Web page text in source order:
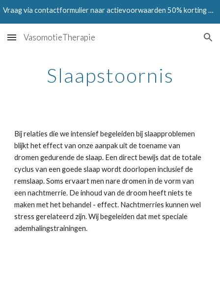
Vraag via contactformulier naar actievoorwaarden 50% korting op Testen in juni en juli 2024
VasomotieTherapie
Slaapstoornis
Bij relaties die we intensief begeleiden bij slaapproblemen
blijkt het effect van onze aanpak uit de toename van
dromen gedurende de slaap. Een direct bewijs dat de totale
cyclus van een goede slaap wordt doorlopen inclusief de
remslaap. Soms ervaart men nare dromen in de vorm van
een nachtmerrie. De inhoud van de droom heeft niets te
maken met het behandel - effect. Nachtmerries kunnen wel
stress gerelateerd zijn. Wij begeleiden dat met speciale
ademhalingstrainingen.